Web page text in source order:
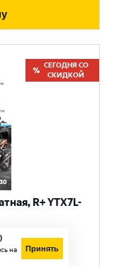
СЕГОДНЯ СО
СКИДКОЙ
R+ YTX7L-
на
Принять